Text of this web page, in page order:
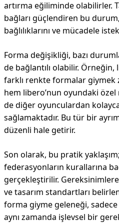
artırma eğiliminde olabilirler.
bağları güçlendiren bu
bağlılıklarını ve mücadele
Forma değişikliği, bazı
de bağlantılı olabilir.
farklı renkte formalar giymek
hem libero’nun oyundaki
de diğer oyunculardan
sağlamaktadır. Bu tür bir
düzenli hale getirir.
Son olarak, bu pratik
federasyonların kurallarına
gerçekleştirilir.
ve tasarım standartları
forma giyme geleneği,
aynı zamanda işlevsel bir